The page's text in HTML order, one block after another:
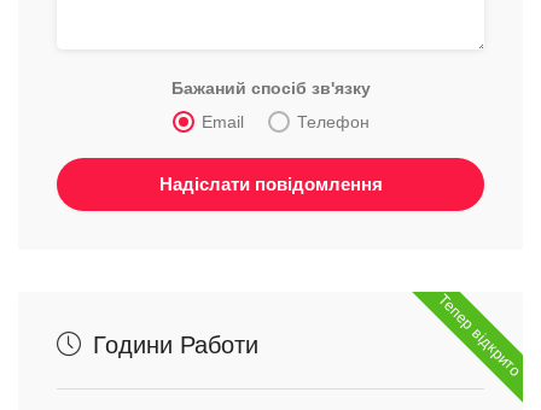
Бажаний спосіб зв'язку
Email
Телефон
Тепер відкрито
Години Работи